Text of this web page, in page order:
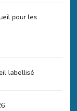
pour les
labellisé